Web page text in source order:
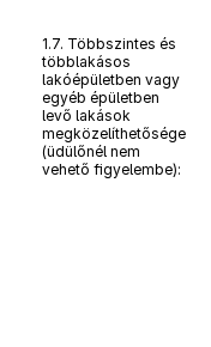
1.7. Többszintes és
többlakásos
lakóépületben vagy
egyéb épületben
levő lakások
megközelíthetősége
(üdülőnél nem
vehető figyelembe):